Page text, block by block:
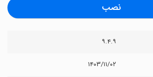
نصب
۹.۴.۹
۱۴۰۳/۱۱/۰۲